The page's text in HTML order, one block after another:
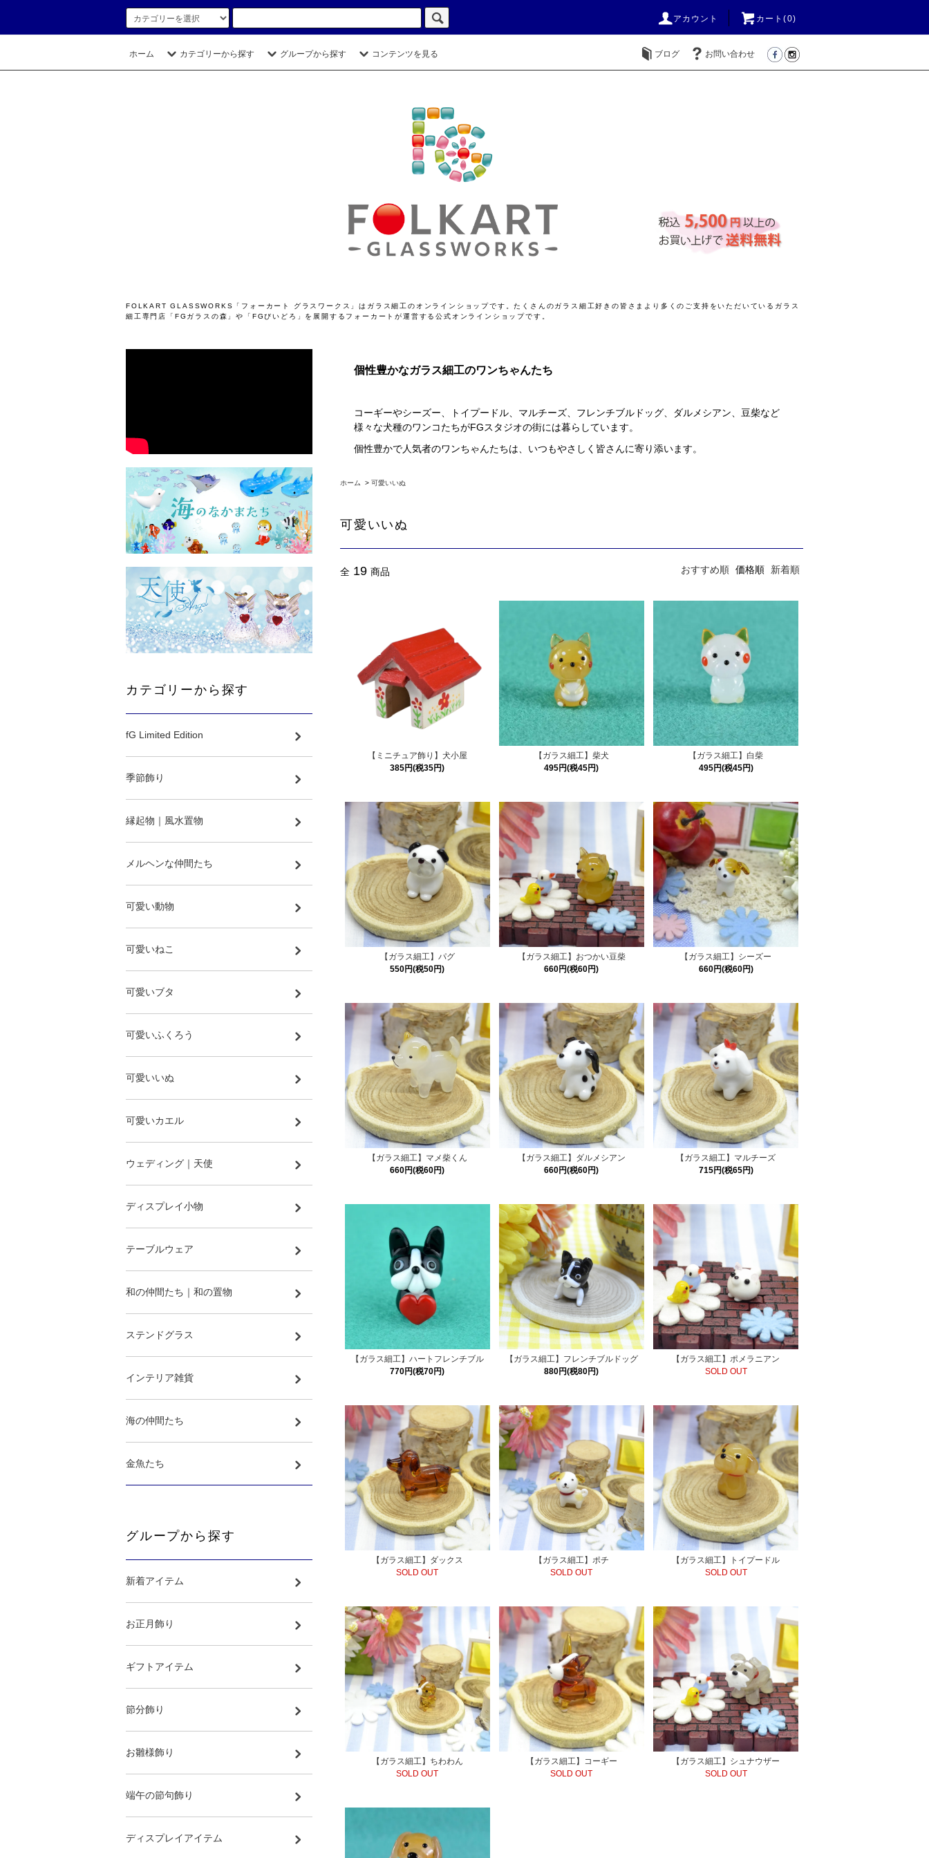
アカウント カート(0)
ホーム カテゴリーから探す グループから探す コンテンツを見る ブログ お問い合わせ
FOLKART GLASSWORKS「フォーカート グラスワークス」はガラス細工のオンラインショップです。たくさんのガラス細工好きの皆さまより多くのご支持をいただいているガラス
細工専門店「FGガラスの森」や「FGびいどろ」を展開するフォーカートが運営する公式オンラインショップです。
個性豊かなガラス細工のワンちゃんたち
コーギーやシーズー、トイプードル、マルチーズ、フレンチブルドッグ、ダルメシアン、豆柴など
様々な犬種のワンコたちがFGスタジオの街には暮らしています。
個性豊かで人気者のワンちゃんたちは、いつもやさしく皆さんに寄り添います。
ホーム > 可愛いいぬ
可愛いいぬ
全 19 商品 おすすめ順 価格順 新着順
【ミニチュア飾り】犬小屋
385円(税35円)
【ガラス細工】柴犬
495円(税45円)
【ガラス細工】白柴
495円(税45円)
【ガラス細工】パグ
550円(税50円)
【ガラス細工】おつかい豆柴
660円(税60円)
【ガラス細工】シーズー
660円(税60円)
【ガラス細工】マメ柴くん
660円(税60円)
【ガラス細工】ダルメシアン
660円(税60円)
【ガラス細工】マルチーズ
715円(税65円)
【ガラス細工】ハートフレンチブル
770円(税70円)
【ガラス細工】フレンチブルドッグ
880円(税80円)
【ガラス細工】ポメラニアン
SOLD OUT
【ガラス細工】ダックス
SOLD OUT
【ガラス細工】ポチ
SOLD OUT
【ガラス細工】トイプードル
SOLD OUT
【ガラス細工】ちわわん
SOLD OUT
【ガラス細工】コーギー
SOLD OUT
【ガラス細工】シュナウザー
SOLD OUT
カテゴリーから探す
fG Limited Edition
季節飾り
縁起物｜風水置物
メルヘンな仲間たち
可愛い動物
可愛いねこ
可愛いブタ
可愛いふくろう
可愛いいぬ
可愛いカエル
ウェディング｜天使
ディスプレイ小物
テーブルウェア
和の仲間たち｜和の置物
ステンドグラス
インテリア雑貨
海の仲間たち
金魚たち
グループから探す
新着アイテム
お正月飾り
ギフトアイテム
節分飾り
お雛様飾り
端午の節句飾り
ディスプレイアイテム